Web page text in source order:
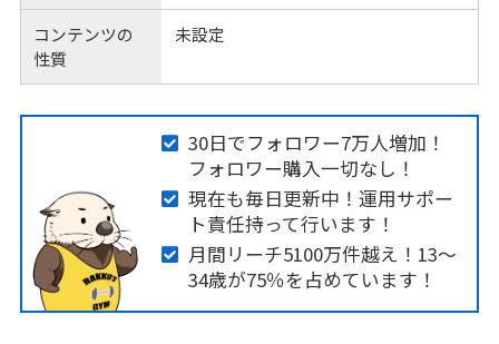
コンテンツの
性質
未設定
30日でフォロワー7万人増加！
フォロワー購入一切なし！
現在も毎日更新中！運用サポー
ト責任持って行います！
月間リーチ5100万件越え！13〜
34歳が75％を占めています！